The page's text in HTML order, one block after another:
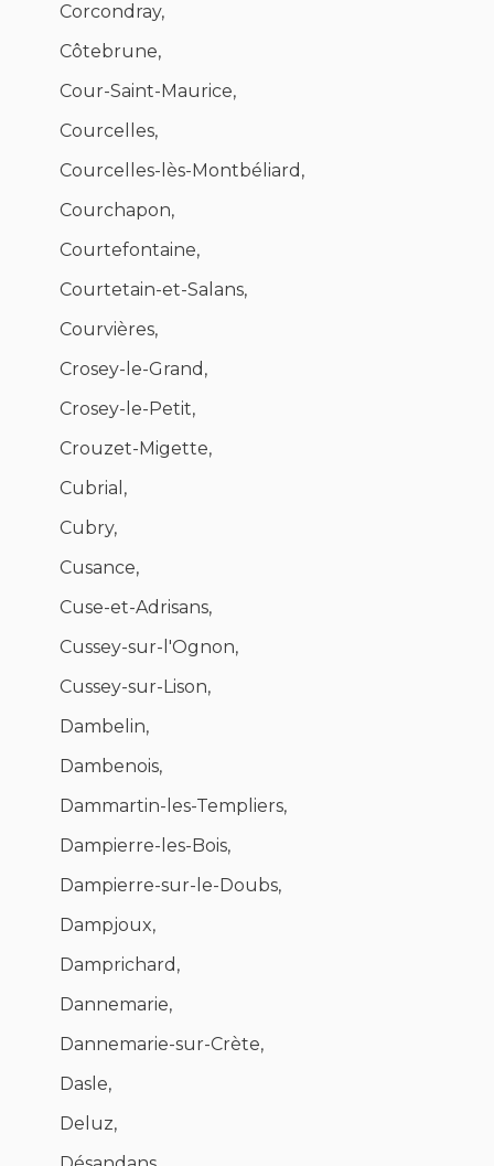
Corcondray,
Côtebrune,
Cour-Saint-Maurice,
Courcelles,
Courcelles-lès-Montbéliard,
Courchapon,
Courtefontaine,
Courtetain-et-Salans,
Courvières,
Crosey-le-Grand,
Crosey-le-Petit,
Crouzet-Migette,
Cubrial,
Cubry,
Cusance,
Cuse-et-Adrisans,
Cussey-sur-l'Ognon,
Cussey-sur-Lison,
Dambelin,
Dambenois,
Dammartin-les-Templiers,
Dampierre-les-Bois,
Dampierre-sur-le-Doubs,
Dampjoux,
Damprichard,
Dannemarie,
Dannemarie-sur-Crète,
Dasle,
Deluz,